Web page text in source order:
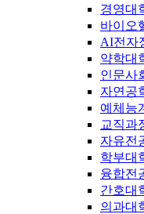
경영대
바이오
AI전자
약학대
인문사
자연공
예체능
교직과
자유전
학부대
융합전
간호대
의과대